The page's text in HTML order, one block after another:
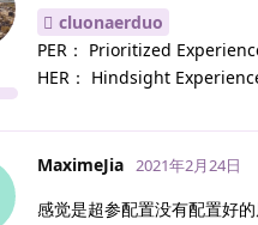
cluonaerduo
PER： Prioritized
HER： Hindsight
MaximeJia 2021年2月24日
感觉是超参配置没有配置好